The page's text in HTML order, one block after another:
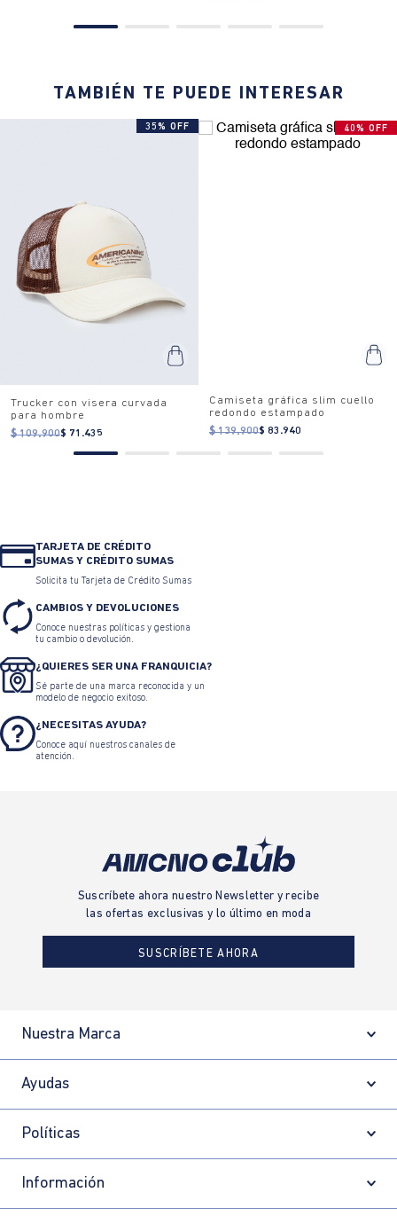
TAMBIÉN TE PUEDE INTERESAR
35% OFF
Trucker con visera curvada
para hombre
$ 109.900$ 71.435
40% OFF
Camiseta gráfica slim cuello
redondo estampado
$ 139.900$ 83.940
TARJETA DE CRÉDITO
SUMAS Y CRÉDITO SUMAS
Solicita tu Tarjeta de Crédito Sumas
CAMBIOS Y DEVOLUCIONES
Conoce nuestras políticas y gestiona
tu cambio o devolución.
¿QUIERES SER UNA FRANQUICIA?
Sé parte de una marca reconocida y un
modelo de negocio exitoso.
¿NECESITAS AYUDA?
Conoce aquí nuestros canales de
atención.
Suscríbete ahora nuestro Newsletter y recibe
las ofertas exclusivas y lo último en moda
SUSCRÍBETE AHORA
Nuestra Marca
Ayudas
Políticas
Información